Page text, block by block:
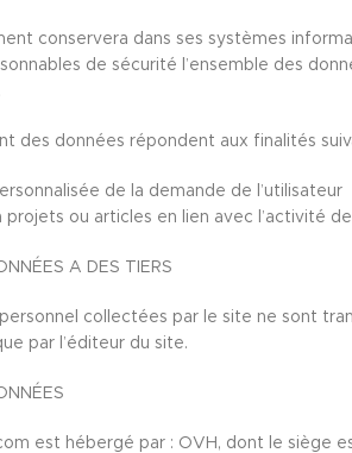
conservera dans ses systèmes
de sécurité l’ensemble des
des données répondent aux finalités
de la demande de l’utilisateur
projets ou articles en lien avec l’activité de
A DES TIERS
collectées par le site ne sont
par l’éditeur du site.
est hébergé par : OVH, dont le siège